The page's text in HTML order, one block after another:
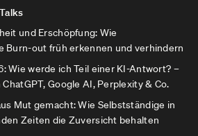
und Erschöpfung: Wie
Burn-out früh erkennen und verhindern
Wie werde ich Teil einer KI-Antwort? –
Google AI, Perplexity & Co.
Mut gemacht: Wie Selbstständige in
Zeiten die Zuversicht behalten